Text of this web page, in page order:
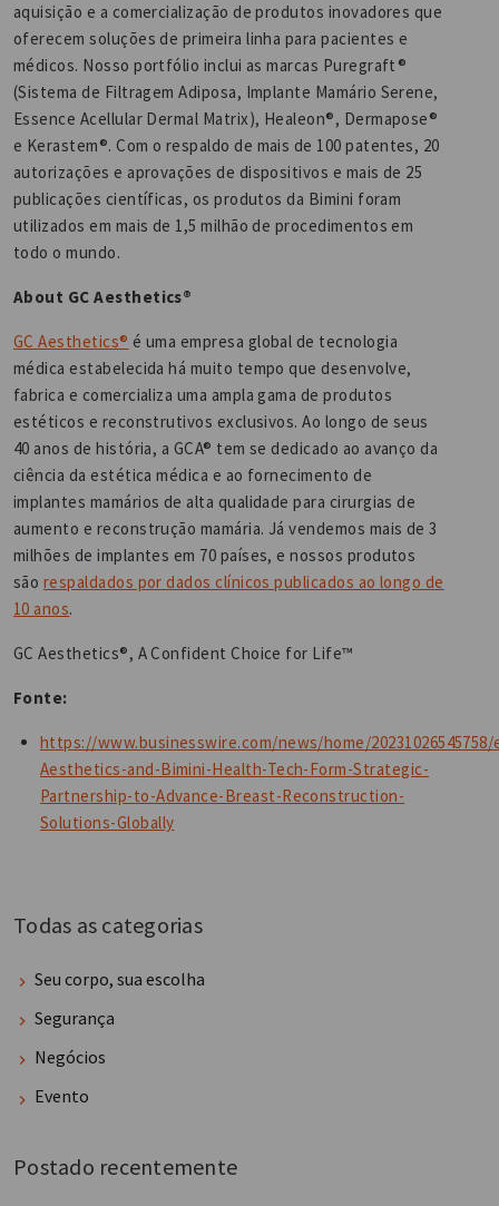
aquisição e a comercialização de produtos inovadores que
oferecem soluções de primeira linha para pacientes e
médicos. Nosso portfólio inclui as marcas Puregraft®
(Sistema de Filtragem Adiposa, Implante Mamário Serene,
Essence Acellular Dermal Matrix), Healeon®, Dermapose®
e Kerastem®. Com o respaldo de mais de 100 patentes, 20
autorizações e aprovações de dispositivos e mais de 25
publicações científicas, os produtos da Bimini foram
utilizados em mais de 1,5 milhão de procedimentos em
todo o mundo.
About GC Aesthetics®
GC Aesthetics® é uma empresa global de tecnologia
médica estabelecida há muito tempo que desenvolve,
fabrica e comercializa uma ampla gama de produtos
estéticos e reconstrutivos exclusivos. Ao longo de seus
40 anos de história, a GCA® tem se dedicado ao avanço da
ciência da estética médica e ao fornecimento de
implantes mamários de alta qualidade para cirurgias de
aumento e reconstrução mamária. Já vendemos mais de 3
milhões de implantes em 70 países, e nossos produtos
são respaldados por dados clínicos publicados ao longo de
10 anos.
GC Aesthetics®️, A Confident Choice for Life™️
Fonte:
https://www.businesswire.com/news/home/20231026545758/
Aesthetics-and-Bimini-Health-Tech-Form-Strategic-
Partnership-to-Advance-Breast-Reconstruction-
Solutions-Globally
Todas as categorias
Seu corpo, sua escolha
Segurança
Negócios
Evento
Postado recentemente